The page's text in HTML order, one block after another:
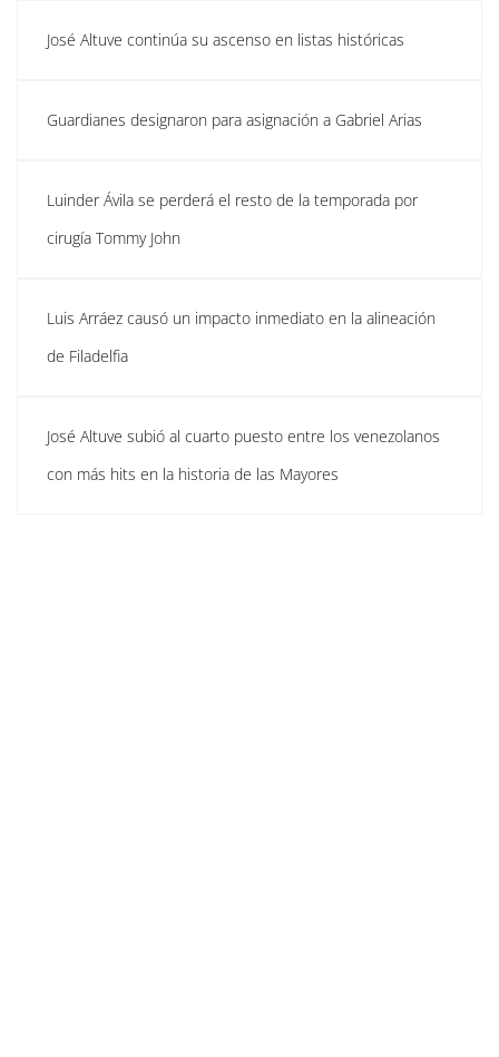
José Altuve continúa su ascenso en listas históricas
Guardianes designaron para asignación a Gabriel Arias
Luinder Ávila se perderá el resto de la temporada por
cirugía Tommy John
Luis Arráez causó un impacto inmediato en la alineación
de Filadelfia
José Altuve subió al cuarto puesto entre los venezolanos
con más hits en la historia de las Mayores